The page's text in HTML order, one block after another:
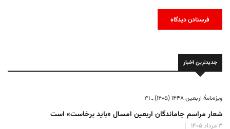
جدیدترین اخبار
ویژه‌نامهٔ اربعین ۱۴۴۸ (۱۴۰۵) ـ ۳۱
شعار مراسم جاماندگان اربعین امسال «باید برخاست» است
۳ مرداد ۱۴۰۵